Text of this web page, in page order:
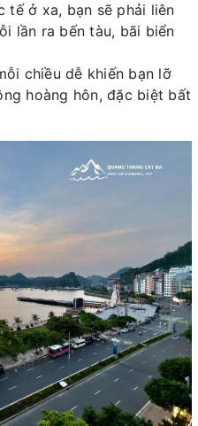
tế ở xa, bạn sẽ phải liên
lần ra bến tàu, bãi biển
chiều dễ khiến bạn lỡ
hoàng hôn, đặc biệt bất